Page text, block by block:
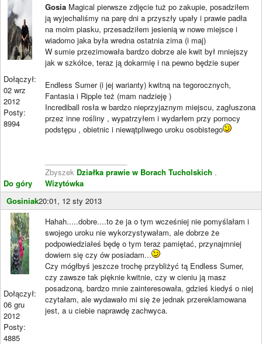
Dołączył:
02 wrz
2012
Posty:
8994
Do góry
Gosia Magical pierwsze zdjęcie tuż po zakupie, posadziłem
ją wyjechaliśmy na parę dni a przyszły upały i prawie padła
na moim piasku, przesadziłem jesienią w nowe miejsce i
wiadomo jaka była wredna ostatnia zima (i maj)
W sumie przezimowała bardzo dobrze ale kwit był mniejszy
jak w szkółce, teraz ją dokarmię i na pewno będzie super
Endless Sumer (i jej warianty) kwitną na tegorocznych,
Fantasia i Ripple też (mam nadzieję )
Incrediball rosła w bardzo nieprzyjaznym miejscu, zagłuszona
przez inne rośliny , wypatrzyłem i wydarłem przy pomocy
podstępu , obietnic i niewątpliwego uroku osobistego
Zbyszek Działka prawie w Borach Tucholskich ,
Wizytówka
Gosiniak20:01, 12 sty 2013
Dołączył:
06 gru
2012
Posty:
4885
Hahah.....dobre....to że ja o tym wcześniej nie pomyślałam i
swojego uroku nie wykorzystywałam, ale dobrze że
podpowiedziałeś będę o tym teraz pamiętać, przynajmniej
dowiem się czy ów posiadam...
Czy mógłbyś jeszcze trochę przybliżyć tą Endless Sumer,
czy zawsze tak pięknie kwitnie, czy w cieniu ją masz
posadzoną, bardzo mnie zainteresowała, gdzieś kiedyś o niej
czytałam, ale wydawało mi się że jednak przereklamowana
jest, a u ciebie naprawdę zachwyca.